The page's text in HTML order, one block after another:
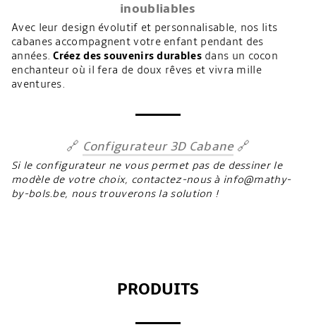
inoubliables
Avec leur design évolutif et personnalisable, nos lits
cabanes accompagnent votre enfant pendant des
années.Créez des souvenirs durablesdans un cocon
enchanteur où il fera de doux rêves et vivra mille
aventures.
🔗 Configurateur 3D Cabane 🔗
Si le configurateur ne vous permet pas de dessiner le
modèle de votre choix, contactez-nous à info@mathy-
by-bols.be, nous trouverons la solution !
PRODUITS